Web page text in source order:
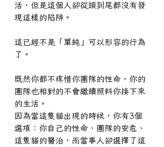
活，但是這個人卻從頭到尾都沒有發
現這樣的陷阱。
這已經不是「單純」可以形容的行為
了。
既然你都不疼惜你團隊的性命，你的
團隊也相對的不會繼續照料你接下來
的生活。
因為當這隻貓出現的時候，你有3個
選項：你自己的性命、團隊的安危、
這隻貓的醫治，而當事人卻選擇了這